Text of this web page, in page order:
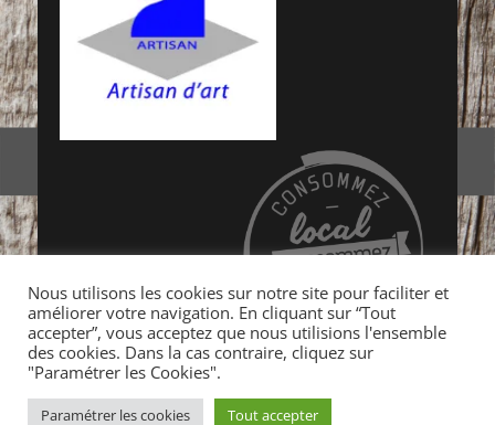
Copyright © 2026
Auprès de mon arbre… Tradition &
Nous utilisons les cookies sur notre site pour faciliter et
améliorer votre navigation. En cliquant sur “Tout
accepter”, vous acceptez que nous utilisions l'ensemble
des cookies. Dans la cas contraire, cliquez sur
"Paramétrer les Cookies".
Paramétrer les cookies Tout accepter